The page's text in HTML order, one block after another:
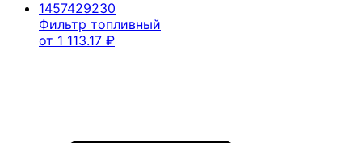
1457429230
Фильтр топливный
от 1 113.17 ₽